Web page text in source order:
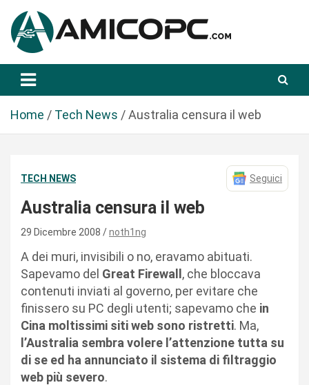
a
Amicopc.com
Home Tech News Australia censura il web
TECH NEWS Seguici
Australia censura il web
29 Dicembre 2008 noth1ng
A dei muri, invisibili o no, eravamo abituati.
Sapevamo del Great Firewall , che bloccava
contenuti inviati al governo, per evitare che
finissero su PC degli utenti; sapevamo che in
Cina moltissimi siti web sono ristretti. Ma,
l’Australia sembra volere l’attenzione tutta su
di se ed ha annunciato il sistema di filtraggio
web più severo.